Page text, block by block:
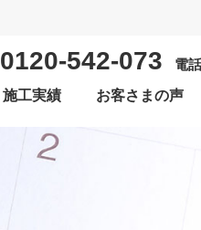
0120-542-073
電
施工実績 お客さまの声